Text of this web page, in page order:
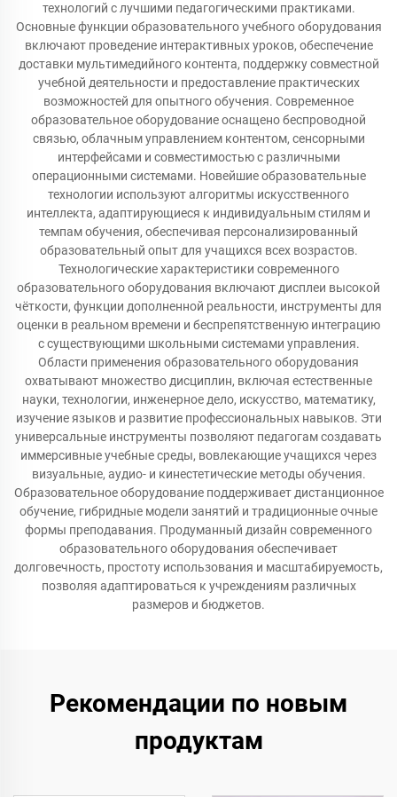
технологий с лучшими педагогическими практиками.
Основные функции образовательного учебного оборудования
включают проведение интерактивных уроков, обеспечение
доставки мультимедийного контента, поддержку совместной
учебной деятельности и предоставление практических
возможностей для опытного обучения. Современное
образовательное оборудование оснащено беспроводной
связью, облачным управлением контентом, сенсорными
интерфейсами и совместимостью с различными
операционными системами. Новейшие образовательные
технологии используют алгоритмы искусственного
интеллекта, адаптирующиеся к индивидуальным стилям и
темпам обучения, обеспечивая персонализированный
образовательный опыт для учащихся всех возрастов.
Технологические характеристики современного
образовательного оборудования включают дисплеи высокой
чёткости, функции дополненной реальности, инструменты для
оценки в реальном времени и беспрепятственную интеграцию
с существующими школьными системами управления.
Области применения образовательного оборудования
охватывают множество дисциплин, включая естественные
науки, технологии, инженерное дело, искусство, математику,
изучение языков и развитие профессиональных навыков. Эти
универсальные инструменты позволяют педагогам создавать
иммерсивные учебные среды, вовлекающие учащихся через
визуальные, аудио- и кинестетические методы обучения.
Образовательное оборудование поддерживает дистанционное
обучение, гибридные модели занятий и традиционные очные
формы преподавания. Продуманный дизайн современного
образовательного оборудования обеспечивает
долговечность, простоту использования и масштабируемость,
позволяя адаптироваться к учреждениям различных
размеров и бюджетов.
Рекомендации по новым
продуктам